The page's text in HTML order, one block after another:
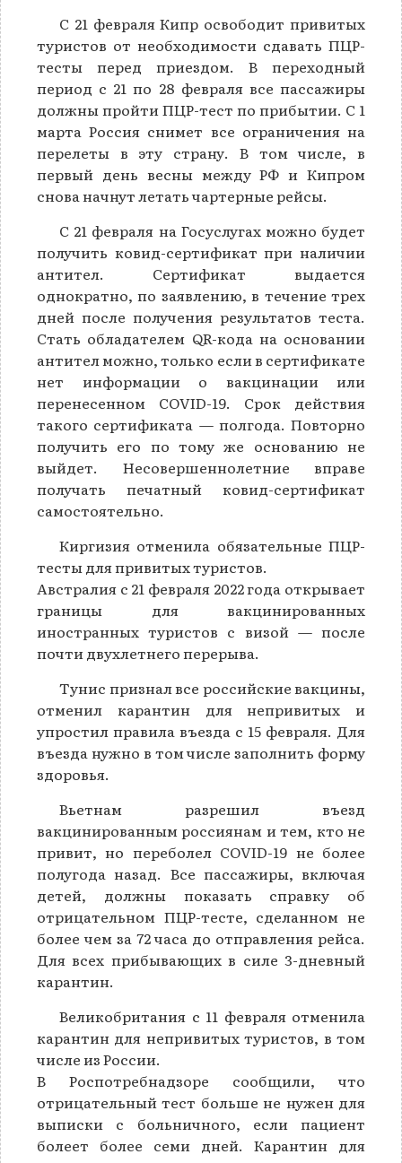
С 21 февраля Кипр освободит привитых
туристов от необходимости сдавать ПЦР-
тесты перед приездом. В переходный
период с 21 по 28 февраля все пассажиры
должны пройти ПЦР-тест по прибытии. С 1
марта Россия снимет все ограничения на
перелеты в эту страну. В том числе, в
первый день весны между РФ и Кипром
снова начнут летать чартерные рейсы.
С 21 февраля на Госуслугах можно будет
получить ковид-сертификат при наличии
антител. Сертификат выдается
однократно, по заявлению, в течение трех
дней после получения результатов теста.
Стать обладателем QR-кода на основании
антител можно, только если в сертификате
нет информации о вакцинации или
перенесенном COVID-19. Срок действия
такого сертификата — полгода. Повторно
получить его по тому же основанию не
выйдет. Несовершеннолетние вправе
получать печатный ковид-сертификат
самостоятельно.
Киргизия отменила обязательные ПЦР-
тесты для привитых туристов.
Австралия с 21 февраля 2022 года открывает
границы для вакцинированных
иностранных туристов с визой — после
почти двухлетнего перерыва.
Тунис признал все российские вакцины,
отменил карантин для непривитых и
упростил правила въезда с 15 февраля. Для
въезда нужно в том числе заполнить форму
здоровья.
Вьетнам разрешил въезд
вакцинированным россиянам и тем, кто не
привит, но переболел COVID-19 не более
полугода назад. Все пассажиры, включая
детей, должны показать справку об
отрицательном ПЦР-тесте, сделанном не
более чем за 72 часа до отправления рейса.
Для всех прибывающих в силе 3-дневный
карантин.
Великобритания с 11 февраля отменила
карантин для непривитых туристов, в том
числе из России.
В Роспотребнадзоре сообщили, что
отрицательный тест больше не нужен для
выписки с больничного, если пациент
болеет более семи дней. Карантин для